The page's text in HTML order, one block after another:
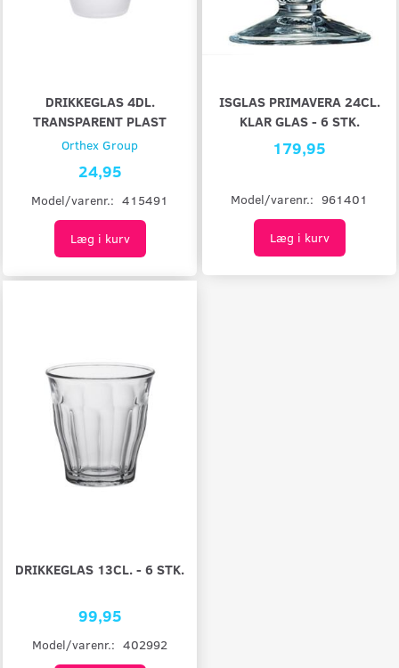
DRIKKEGLAS 4DL.
TRANSPARENT PLAST
Orthex Group
24,95
Model/varenr.: 415491
Læg i kurv
ISGLAS PRIMAVERA 24CL.
KLAR GLAS - 6 STK.
179,95
Model/varenr.: 961401
Læg i kurv
DRIKKEGLAS 13CL. - 6 STK.
99,95
Model/varenr.: 402992